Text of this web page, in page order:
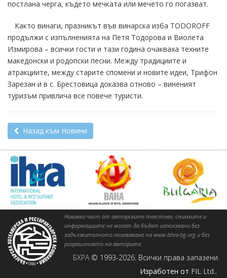
постлана черга, където мечката или мечето го погазват.
Както винаги, празникът във винарска изба TODOROFF
продължи с изпълненията на Петя Тодорова и Виолета
Измирова – всички гости и тази година очакваха техните
македонски и родопски песни. Между традициите и
атракциите, между старите спомени и новите идеи, Трифон
Зарезан и в с. Брестовица доказва отново – виненият
туризъм привлича все повече туристи.
Назад към Новини
Никаква част от авторските текстове, снимките и
информациите не могат да бъдат използвани без
задължителното позоваване на www.bhra-bg.org и без
разрешението на авторите.
БХРА © 1993-2026. Всички права запазени.
Изработен от FIL Ltd..